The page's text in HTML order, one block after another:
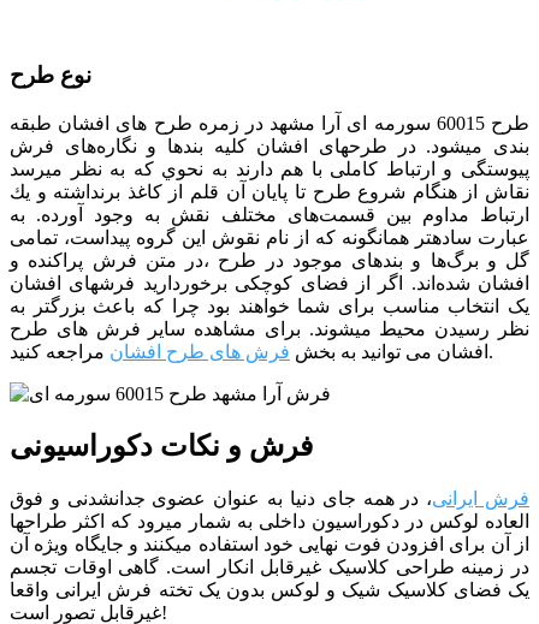
نوع طرح
طرح 60015 سورمه­ ای آرا مشهد در زمره طرح های افشان طبقه
بندی می­شود. در طرح­های افشان كليه بندها و نگاره‌های فرش
پيوستگی و ارتباط كاملی با هم دارند به نحوي كه به نظر مي­رسد
نقاش از هنگام شروع طرح تا پايان آن قلم از كاغذ برنداشته و يك
ارتباط مداوم بين قسمت‌های مختلف نقش به وجود آورده. به
عبارت ساده­تر همان­گونه كه از نام نقوش اين گروه پيداست، تمامی
گل و برگ‌ها و بندهای موجود در طرح ،در متن فرش پراكنده و
افشان شده‌اند. اگر از فضای کوچکی برخوردارید فرش­های افشان
یک انتخاب مناسب برای شما خواهند بود چرا که باعث بزرگ­تر به
نظر رسیدن محیط می­شوند. برای مشاهده سایر فرش های طرح
افشان می توانید به بخش فرش های طرح افشان مراجعه کنید.
فرش و نکات دکوراسیونی
فرش ایرانی، در همه جای دنیا به عنوان عضوی جدانشدنی و فوق
العاده لوکس در دکوراسیون داخلی به شمار میرود که اکثر طراح­ها
از آن برای افزودن فوت نهایی خود استفاده می­کنند و جایگاه ویژه آن
در زمینه طراحی کلاسیک غیرقابل انکار است. گاهی اوقات تجسم
یک فضای کلاسیک شیک و لوکس بدون یک تخته فرش ایرانی واقعا
غیرقابل تصور است!